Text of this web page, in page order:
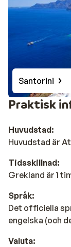
Santorini
Praktisk
Huvudstad:
Huvudstad är
Tidsskillnad:
Grekland är 1
Språk:
Det officiella
engelska (och
Valuta: